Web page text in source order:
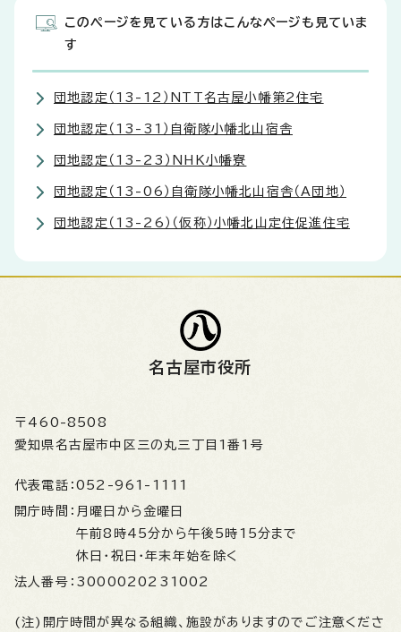
このページを見ている方はこんなページも見ていま
す
団地認定（13-12）NTT名古屋小幡第2住宅
団地認定（13-31）自衛隊小幡北山宿舎
団地認定（13-23）NHK小幡寮
団地認定（13-06）自衛隊小幡北山宿舎（A団地）
団地認定（13-26）（仮称）小幡北山定住促進住宅
名古屋市役所
〒460-8508
愛知県名古屋市中区三の丸三丁目1番1号
代表電話： 052-961-1111
開庁時間： 月曜日から金曜日
午前8時45分から午後5時15分まで
休日・祝日・年末年始を除く
法人番号： 3000020231002
(注)開庁時間が異なる組織、施設がありますのでご注意くださ